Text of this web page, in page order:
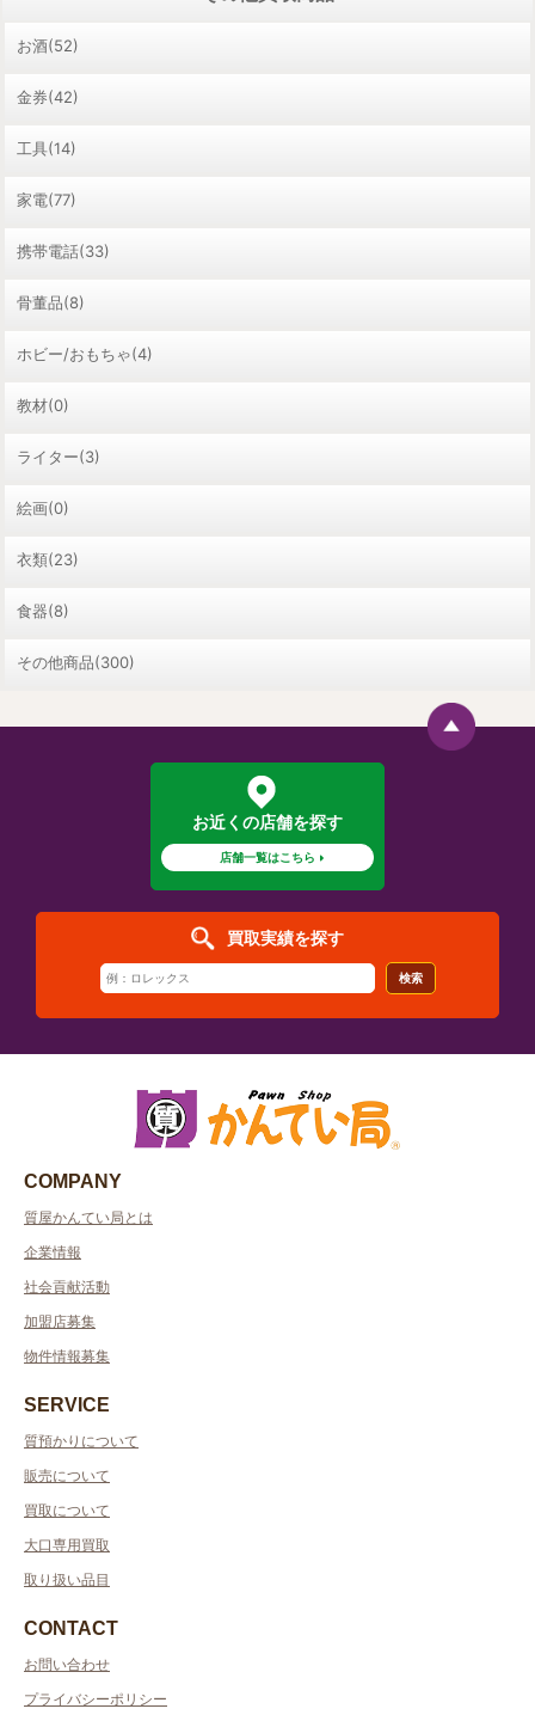
お酒(52)
金券(42)
工具(14)
家電(77)
携帯電話(33)
骨董品(8)
ホビー/おもちゃ(4)
教材(0)
ライター(3)
絵画(0)
衣類(23)
食器(8)
その他商品(300)
お近くの店舗を探す
店舗一覧はこちら
買取実績を探す
検索
COMPANY
質屋かんてい局とは
企業情報
社会貢献活動
加盟店募集
物件情報募集
SERVICE
質預かりについて
販売について
買取について
大口専用買取
取り扱い品目
CONTACT
お問い合わせ
プライバシーポリシー